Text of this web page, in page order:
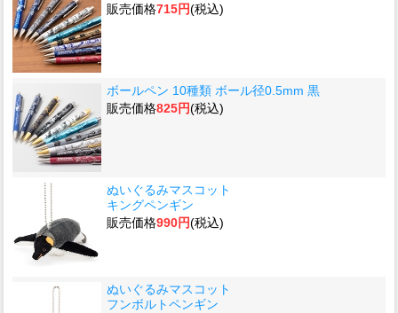
販売価格715円(税込)
ボールペン 10種類 ボール径0.5mm 黒
販売価格825円(税込)
ぬいぐるみマスコット
キングペンギン
販売価格990円(税込)
ぬいぐるみマスコット
フンボルトペンギン